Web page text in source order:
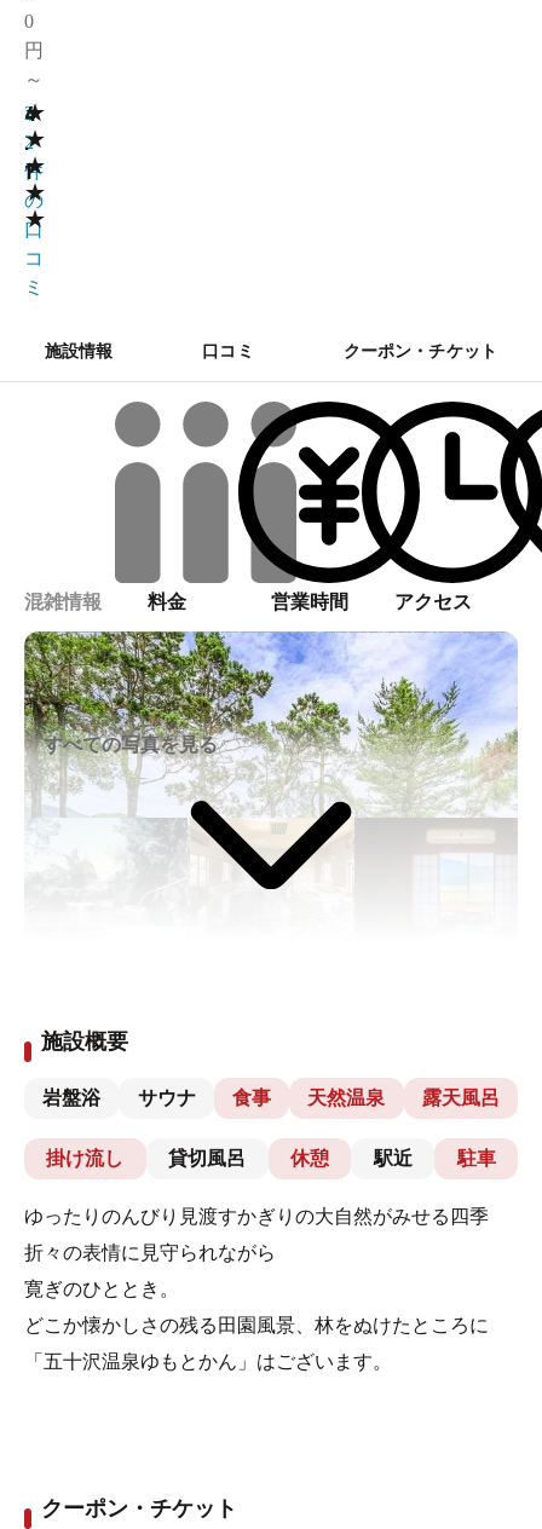
0
円
～
★
★
★
★
★
4
.
1
2
2
件
の
口
コ
ミ
施設情報 口コミ クーポン・チケット
混雑情報 料金 営業時間 アクセス
すべての写真を見る
施設概要
岩盤浴 サウナ 食事 天然温泉 露天風呂
掛け流し 貸切風呂 休憩 駅近 駐車
ゆったりのんびり見渡すかぎりの大自然がみせる四季
折々の表情に見守られながら
寛ぎのひととき。
どこか懐かしさの残る田園風景、林をぬけたところに
「五十沢温泉ゆもとかん」はございます。
クーポン・チケット